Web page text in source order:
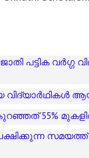
പട്ടിക വർഗ്ഗ
വിദ്യാർഥികൾ
55%
സമയത്ത്